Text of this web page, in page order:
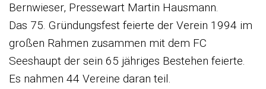
Bernwieser, Pressewart Martin Hausmann.
Das 75. Gründungsfest feierte der Verein 1994 im
großen Rahmen zusammen mit dem FC
Seeshaupt der sein 65 jähriges Bestehen feierte.
Es nahmen 44 Vereine daran teil.